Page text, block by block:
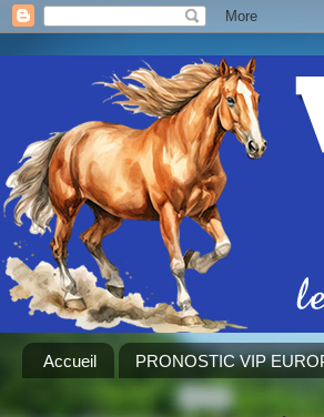
Accueil PRONOSTIC VIP